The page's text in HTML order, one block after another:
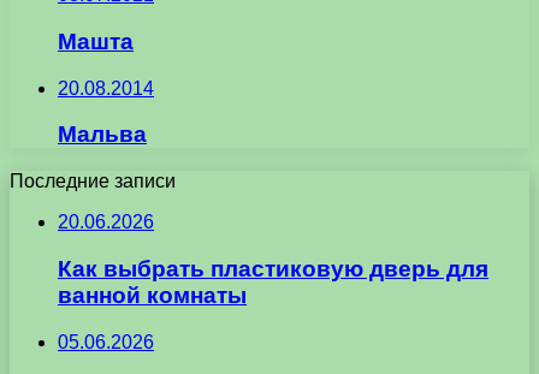
Машта
20.08.2014
Мальва
Последние записи
20.06.2026
Как выбрать пластиковую дверь для
ванной комнаты
05.06.2026